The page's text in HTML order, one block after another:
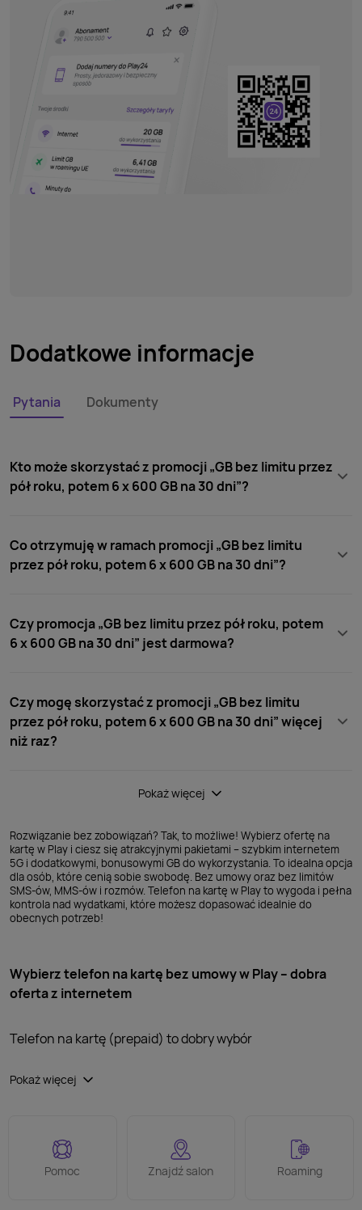
Dodatkowe informacje
Pytania Dokumenty
Kto może skorzystać z promocji „GB bez limitu przez
pół roku, potem 6 x 600 GB na 30 dni”?
Co otrzymuję w ramach promocji „GB bez limitu
przez pół roku, potem 6 x 600 GB na 30 dni”?
Czy promocja „GB bez limitu przez pół roku, potem
6 x 600 GB na 30 dni” jest darmowa?
Czy mogę skorzystać z promocji „GB bez limitu
przez pół roku, potem 6 x 600 GB na 30 dni” więcej
niż raz?
Pokaż więcej
Rozwiązanie bez zobowiązań? Tak, to możliwe! Wybierz ofertę na
kartę w Play i ciesz się atrakcyjnymi pakietami – szybkim internetem
5G i dodatkowymi, bonusowymi GB do wykorzystania. To idealna opcja
dla osób, które cenią sobie swobodę. Bez umowy oraz bez limitów
SMS-ów, MMS-ów i rozmów. Telefon na kartę w Play to wygoda i pełna
kontrola nad wydatkami, które możesz dopasować idealnie do
obecnych potrzeb!
Wybierz telefon na kartę bez umowy w Play – dobra
oferta z internetem
Wybierz telefon na kartę bez umowy w Play – dobra
oferta z internetem
Telefon na kartę (prepaid) to dobry wybór
nad wydatkami. W Play ciągle ulepszamy swoje oferty
oferujemy specjalne pakiety. W ten sposób telefon
na kartę zyskuje na funkcjonalności. Z jednej strony to
kontrola nad wydatkami, z drugiej – niskie koszty
Pokaż więcej
Pomoc Znajdź salon Roaming